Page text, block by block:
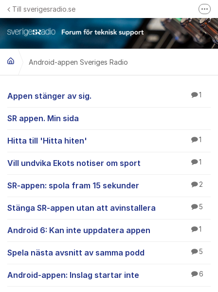
Hoppa till innehåll
Till sverigesradio.se
Frågor & svar om Sveriges Radio
Felanmäl problem med radiomottagning hos Teracom
Android-appen Sveriges Radio
Android-appen
Appen stänger av sig. 1
SR appen. Min sida
Hitta till 'Hitta hiten' 1
Vill undvika Ekots notiser om sport 1
SR-appen: spola fram 15 sekunder 2
Stänga SR-appen utan att avinstallera 5
Android 6: Kan inte uppdatera appen 1
Spela nästa avsnitt av samma podd 5
Android-appen: Inslag startar inte 6